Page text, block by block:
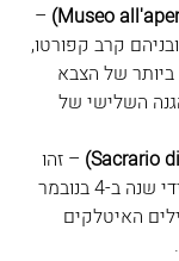
)
–
קרב קפורטו,
של הצבא
השלישי של
) – זהו
מתחם הזיכרון הגדול ביותר באיטליה, ומידי שנה ב-4 בנובמר
לזכרם של 651,000 החיילים האיטלקים